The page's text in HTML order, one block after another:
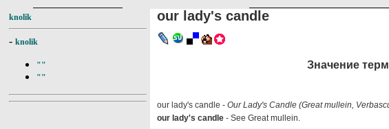
knolik
- knolik
""
""
our lady's candle
Значение
our lady's candle - Our Lady's Candle (Great mullein,
our lady's candle - See Great mullein.